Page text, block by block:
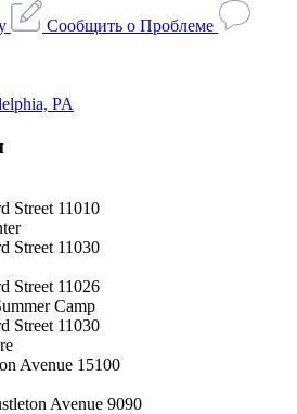
Сообщить о Проблеме
PA
Street 11010
Street 11030
Street 11026
Camp
Street 11030
Avenue 15100
Avenue 9090